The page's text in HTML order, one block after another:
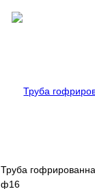
В избранное
Труба
ф16